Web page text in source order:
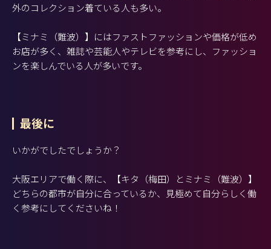
外のコレクション着ている人も多い。
【ミナミ（難波）】にはファストファッションや価格が低め
お店が多く、雑誌や芸能人やテレビを参考にし、ファッショ
ンを楽しんでいる人が多いです。
最後に
いかがでしたでしょうか？
大阪エリアで働く際に、【キタ（梅田）とミナミ（難波）】
どちらの都市が自分に合っているか、見極めて自分らしく働
く参考にしてくださいね！